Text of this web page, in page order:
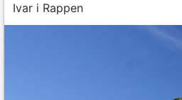
Ivar i Rappen